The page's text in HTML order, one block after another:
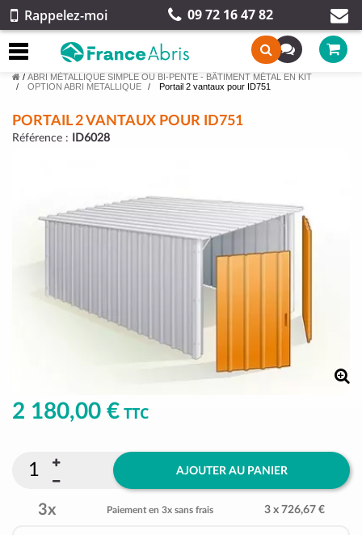
Rappelez-moi 09 72 16 47 82
/ ABRI MÉTALLIQUE SIMPLE OU BI-PENTE - BÂTIMENT MÉTAL EN KIT
OPTION ABRI METALLIQUE
Portail 2 vantaux pour ID751
PORTAIL 2 VANTAUX POUR ID751
Référence : ID6028
2 180,00 € TTC
AJOUTER AU PANIER
3x Paiement en 3x sans frais 3 x 726,67 €